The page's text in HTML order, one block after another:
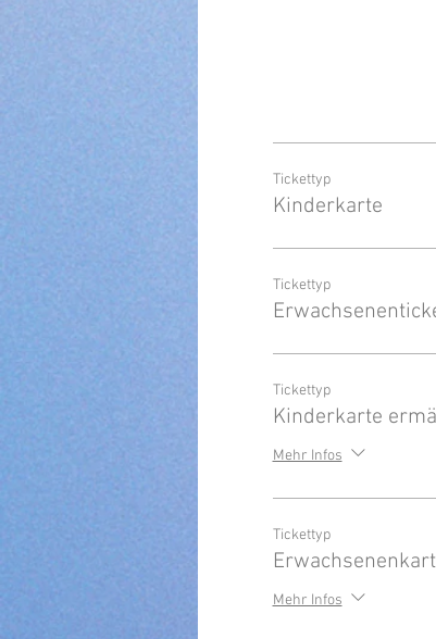
Tickettyp
Kinderkarte
Tickettyp
Tickettyp
Kinderkarte
Mehr Infos
Tickettyp
Mehr Infos